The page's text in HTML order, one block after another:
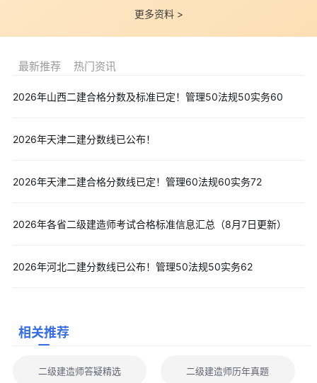
为帮助大家有效备考，本站为大家整理了“
历年真题解析等干货内容，助您无忧备考二级建造师考试。
更多资料 >
最新推荐 热门资讯
2026年山西二建合格分数及标准已定！管理50法规50实务60
2026年天津二建分数线已公布！
2026年天津二建合格分数线已定！管理60法规60实务72
2026年各省二级建造师考试合格标准信息汇总（8月7日更新）
2026年河北二建分数线已公布！管理50法规50实务62
相关推荐
二级建造师答疑精选 二级建造师历年真题